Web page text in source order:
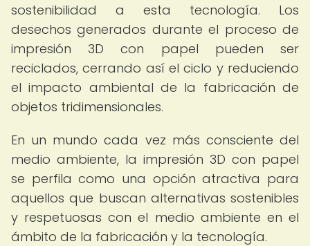
sostenibilidad a esta tecnología. Los
desechos generados durante el proceso de
impresión 3D con papel pueden ser
reciclados, cerrando así el ciclo y reduciendo
el impacto ambiental de la fabricación de
objetos tridimensionales.
En un mundo cada vez más consciente del
medio ambiente, la impresión 3D con papel
se perfila como una opción atractiva para
aquellos que buscan alternativas sostenibles
y respetuosas con el medio ambiente en el
ámbito de la fabricación y la tecnología.